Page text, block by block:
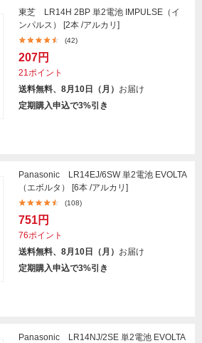
東芝 LR14H 2BP 単2電池 IMPULSE（イ
ンパルス） [2本 /アルカリ]
(42)
207円
21ポイント
送料無料、8月10日（月） お届け
定期購入申込で3%引き
Panasonic LR14EJ/6SW 単2電池 EVOLTA
（エボルタ） [6本 /アルカリ]
(108)
751円
76ポイント
送料無料、8月10日（月） お届け
定期購入申込で3%引き
Panasonic LR14NJ/2SE 単2電池 EVOLTA